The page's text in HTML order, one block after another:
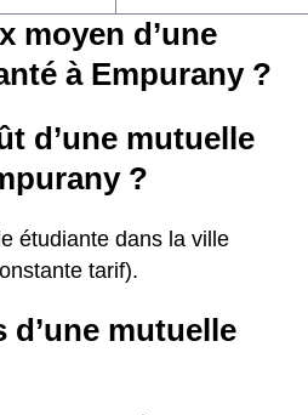
moyen d’une
à Empurany ?
d’une mutuelle
?
étudiante dans la ville
tarif).
d’une mutuelle